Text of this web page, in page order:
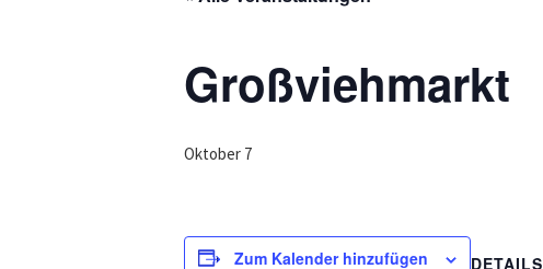
Großviehmarkt
Oktober 7
Zum Kalender hinzufügen
DETAILS